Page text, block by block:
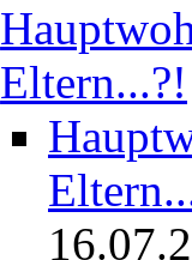
Eltern...?!